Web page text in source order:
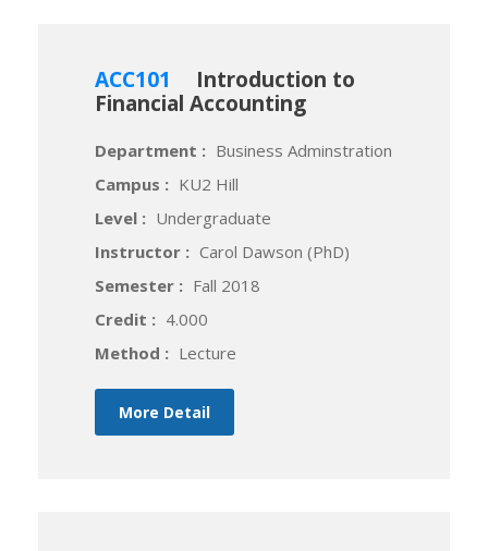
ACC101
Introduction to
Financial Accounting
Department : Business Adminstration
Campus : KU2 Hill
Level : Undergraduate
Instructor : Carol Dawson (PhD)
Semester : Fall 2018
Credit : 4.000
Method : Lecture
More Detail